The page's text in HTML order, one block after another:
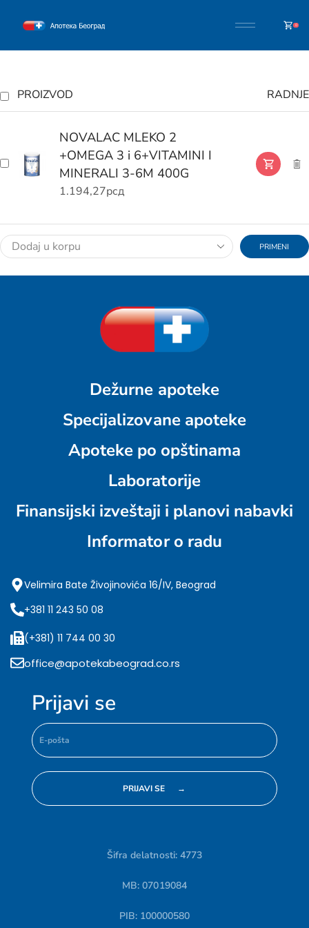
0
PROIZVOD RADNJE
NOVALAC MLEKO 2
+OMEGA 3 i 6+VITAMINI I
MINERALI 3-6M 400G
1.194,27рсд
PRIMENI
Dežurne apoteke
Specijalizovane apoteke
Apoteke po opštinama
Laboratorije
Finansijski izveštaji i planovi nabavki
Informator o radu
Velimira Bate Živojinovića 16/IV, Beograd
+381 11 243 50 08
(+381) 11 744 00 30
office@apotekabeograd.co.rs
Prijavi se
Šifra delatnosti: 4773
MB: 07019084
PIB: 100000580